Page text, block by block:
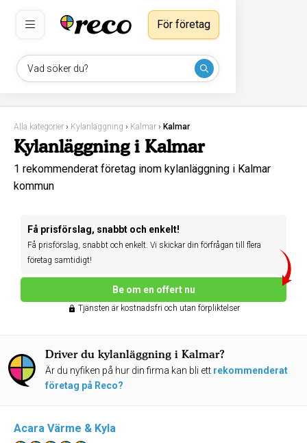
Vad söker du?
För företag
Alla kategorier › Kylanläggning › Kalmar › Kalmar
Kylanläggning i Kalmar
1 rekommenderat företag inom kylanläggning i Kalmar
kommun
Få prisförslag, snabbt och enkelt!
Få prisförslag, snabbt och enkelt. Vi skickar din förfrågan till flera
företag samtidigt!
Be om en offert nu
Tjänsten är kostnadsfri och utan förpliktelser
Driver du kylanläggning i Kalmar?
Är du nyfiken på hur din firma kan bli ett rekommenderat
företag på Reco?
Acara Värme & Kyla